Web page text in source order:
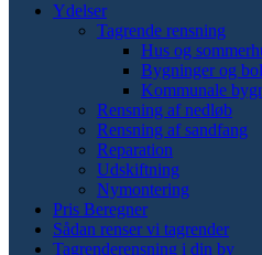
Ydelser
Tagrende rensning
Hus og
Bygninger og
Kommunale
Rensning af nedløb
Rensning af sandfang
Reparation
Udskiftning
Nymontering
Pris Beregner
Sådan renser vi tagrender
Tagrenderensning i din by